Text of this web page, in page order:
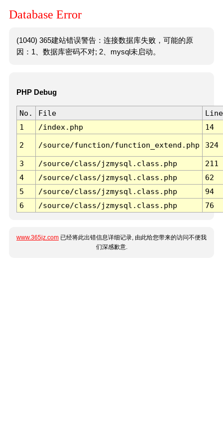
Database Error
(1040) 365建站错误警告：连接数据库失败，可能的原
因：1、数据库密码不对; 2、mysql未启动。
PHP Debug
No. File
Line
1
/index.php 14
2 /source/function/function_extend.php 324
3 /source/class/jzmysql.class.php
211
4
/source/class/jzmysql.class.php
62
5
/source/class/jzmysql.class.php
94
6
/source/class/jzmysql.class.php 76
www.365jz.com 已经将此出错信息详细记录, 由此给您带来的访问不便我
们深感歉意.